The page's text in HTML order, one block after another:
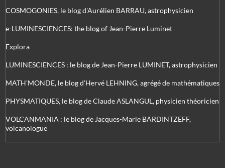
COSMOGONIES, le blog d'Aurélien BARRAU, astrophysicien
e-LUMINESCIENCES: the blog of Jean-Pierre Luminet
Explora
LUMINESCIENCES : le blog de Jean-Pierre LUMINET, astrophysicien
MATH'MONDE, le blog d'Hervé LEHNING, agrégé de mathématiques
PHYSMATIQUES, le blog de Claude ASLANGUL, physicien théoricien
VOLCANMANIA : le blog de Jacques-Marie BARDINTZEFF,
volcanologue